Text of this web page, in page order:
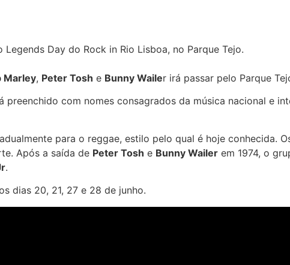
Day do Rock in Rio Lisboa, no Parque Tejo.
Marley, Peter Tosh e Bunny Wailer irá passar pelo Parque
com nomes consagrados da música nacional e
para o reggae, estilo pelo qual é hoje conhecida.
Após a saída de Peter Tosh e Bunny Wailer em 1974, o
.
dias 20, 21, 27 e 28 de junho.